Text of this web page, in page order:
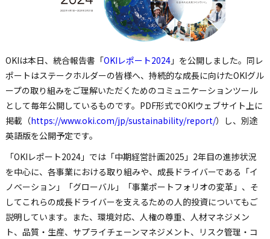
OKIは本日、統合報告書「OKIレポート2024」を公開しました。同レ
ポートはステークホルダーの皆様へ、持続的な成長に向けたOKIグル
ープの取り組みをご理解いただくためのコミュニケーションツール
として毎年公開しているものです。PDF形式でOKIウェブサイト上に
掲載（https://www.oki.com/jp/sustainability/report/）し、別途
英語版を公開予定です。
「OKIレポート2024」では「中期経営計画2025」2年目の進捗状況
を中心に、各事業における取り組みや、成長ドライバーである「イ
ノベーション」「グローバル」「事業ポートフォリオの変革」、そ
してこれらの成長ドライバーを支えるための人的投資についてもご
説明しています。また、環境対応、人権の尊重、人材マネジメン
ト、品質・生産、サプライチェーンマネジメント、リスク管理・コ